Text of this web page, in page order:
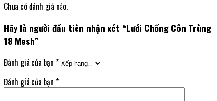
Chưa có đánh giá nào.
Hãy là người đầu tiên nhận xét “Lưới Chống Côn Trùng
18 Mesh”
Đánh giá của bạn *
Đánh giá của bạn *